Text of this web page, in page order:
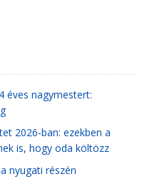
éves nagymestert:
2026-ban: ezekben a
is, hogy oda költözz
nyugati részén